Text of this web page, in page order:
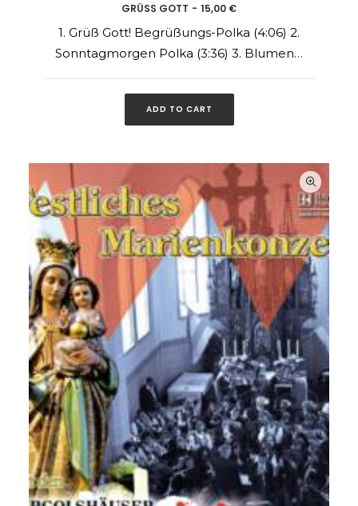
ADD TO CART
GRÜSS GOTT 15,00 €
1. Grüß Gott! Begrüßungs-Polka (4:06) 2.
Sonntagmorgen Polka (3:36) 3. Blumen…
ADD TO CART